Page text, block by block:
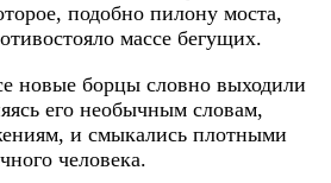
подобно пилону моста,
массе бегущих.
новые борцы словно выходили
его необычным словам,
и смыкались плотными
человека.